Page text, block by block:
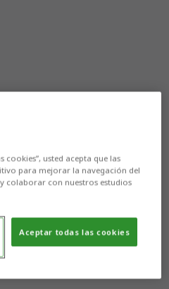
Racing ante el Real Unión,
jornada del campeonato
División B, se
Sport el domingo, 24 de
cookies”, usted acepta que las
para mejorar la navegación del
colaborar con nuestros estudios
Aceptar todas las cookies